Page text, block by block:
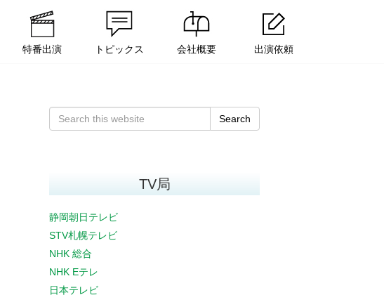
特番出演 トピックス 会社概要 出演依頼
Search
TV局
静岡朝日テレビ
STV札幌テレビ
NHK 総合
NHK Eテレ
日本テレビ